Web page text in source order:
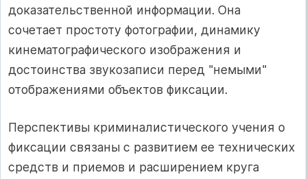
доказательственной информации. Она
сочетает простоту фотографии, динамику
кинематографического изображения и
достоинства звукозаписи перед "немыми"
отображениями объектов фиксации.
Перспективы криминалистического учения о
фиксации связаны с развитием ее технических
средств и приемов и расширением круга